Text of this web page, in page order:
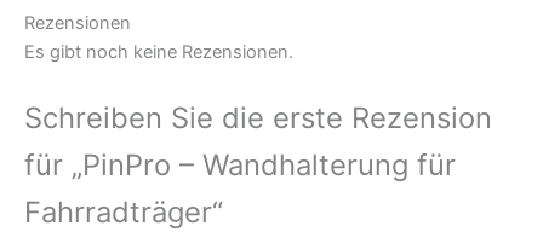
Rezensionen
Es gibt noch keine Rezensionen.
Schreiben Sie die erste Rezension
für „PinPro – Wandhalterung für
Fahrradträger“